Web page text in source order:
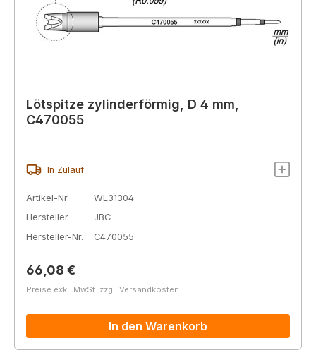
Lötspitze zylinderförmig, D 4 mm,
C470055
In Zulauf
Artikel-Nr.
WL31304
Hersteller
JBC
Hersteller-Nr.
C470055
Regulärer Preis:
66,08 €
Preise exkl. MwSt. zzgl. Versandkosten
In den Warenkorb